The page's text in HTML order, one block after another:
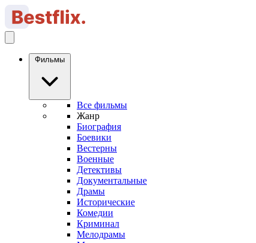
Фильмы
Все фильмы
Жанр
Биография
Боевики
Вестерны
Военные
Детективы
Документальные
Драмы
Исторические
Комедии
Криминал
Мелодрамы